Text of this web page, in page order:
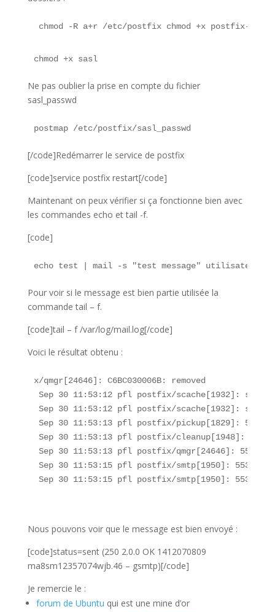
chmod -R a+r /etc/postfix chmod +x postfix-
chmod +x sasl
Ne pas oublier la prise en compte du fichier
sasl_passwd
postmap /etc/postfix/sasl_passwd
[/code]Redémarrer le service de postfix
[code]service postfix restart[/code]
Maintenant on peux vérifier si ça fonctionne bien avec
les commandes echo et tail -f.
[code]
echo test | mail -s "test message"
Pour voir si le message est bien partie utilisée la
commande tail – f.
[code]tail – f /var/log/mail.log[/code]
Voici le résultat obtenu :
x/qmgr[24646]: C6BC030006B: removed
Sep 30 11:53:12 pfl postfix/scache[1932]:
Sep 30 11:53:12 pfl postfix/scache[1932]:
Sep 30 11:53:13 pfl postfix/pickup[1829]:
Sep 30 11:53:13 pfl postfix/cleanup[1948]:
Sep 30 11:53:13 pfl postfix/qmgr[24646]:
Sep 30 11:53:15 pfl postfix/smtp[1950]:
Sep 30 11:53:15 pfl postfix/smtp[1950]:
Nous pouvons voir que le message est bien envoyé :
[code]status=sent (250 2.0.0 OK 1412070809
ma8sm12357074wjb.46 – gsmtp)[/code]
Je remercie le :
forum de Ubuntu qui est une mine d’or